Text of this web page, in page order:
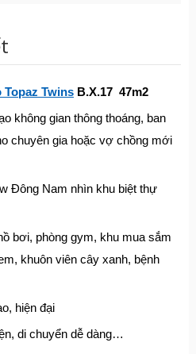
Topaz TwinsB.X.17 47m2
không gian thông thoáng, ban
chuyên gia hoặc vợ chồng mới
Đông Nam nhìn khu biệt thự
bơi, phòng gym, khu mua sắm
khuôn viên cây xanh, bệnh
hiện đại
di chuyển dễ dàng…